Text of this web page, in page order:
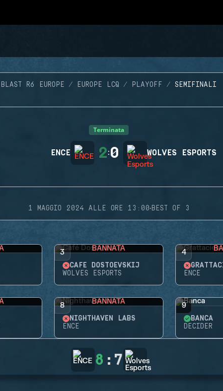
BLAST R6 EUROPE EUROPE LCQ PLAYOFF SEMIFINALI
Terminata
ENCE 2:0 WOLVES ESPORTS
1 MAGGIO 2024 ALLE ORE 13:00·BEST OF 3
3 BANNATA
CAFÉ DOSTOEVSKIJ
WOLVES ESPORTS
4
ENCE
8 BANNATA
NIGHTHAVEN LABS
ENCE
9
BANCA
DECIDER
8 : 7